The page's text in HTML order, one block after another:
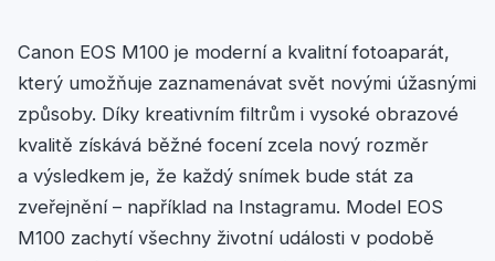
Canon EOS M100 je moderní a kvalitní fotoaparát,
který umožňuje zaznamenávat svět novými úžasnými
způsoby. Díky kreativním filtrům i vysoké obrazové
kvalitě získává běžné focení zcela nový rozměr
a výsledkem je, že každý snímek bude stát za
zveřejnění – například na Instagramu. Model EOS
M100 zachytí všechny životní události v podobě